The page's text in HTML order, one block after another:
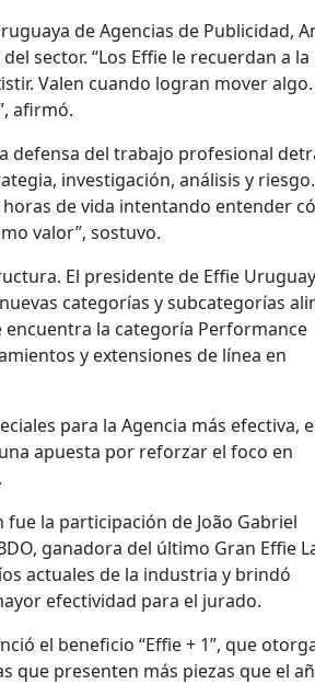
de Agencias de Publicidad,
sector. “Los Effie le recuerdan a la
Valen cuando logran mover algo.
afirmó.
defensa del trabajo profesional
investigación, análisis y
de vida intentando entender
valor”, sostuvo.
El presidente de Effie
categorías y subcategorías
encuentra la categoría Performance
y extensiones de línea en
para la Agencia más efectiva,
apuesta por reforzar el foco en
la participación de João Gabriel
ganadora del último Gran Effie
actuales de la industria y brindó
efectividad para el jurado.
el beneficio “Effie + 1”, que
que presenten más piezas que el